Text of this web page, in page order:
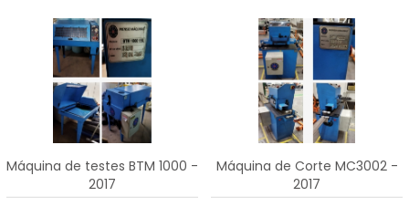
Máquina de testes BTM 1000 -
2017
Máquina de Corte MC3002 -
2017